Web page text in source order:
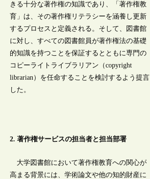
きる十分な著作権の知識であり、「著作権教
育」は、その著作権リテラシーを涵養し更新
するプロセスと定義される。そして、図書館
に対し、すべての図書館員が著作権法の基礎
的知識を持つことを保証するとともに専門の
コピーライトライブラリアン（copyright
librarian）を任命することを検討するよう提言
した。
2. 著作権サービスの担当者と担当部署
大学図書館において著作権教育への関心が
高まる背景には、学術論文や他の知的財産に